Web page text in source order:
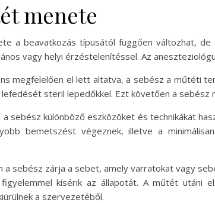
menete
a beavatkozás típusától függően változhat,
vagy helyi érzéstelenítéssel. Az
megfelelően el lett altatva, a sebész a műtéti
steril lepedőkkel. Ezt követően a
sebész különböző eszközöket és technikákat
bemetszést végeznek, illetve a
a sebész zárja a sebet, amely varratokat vagy
figyelemmel kísérik az állapotát. A műtét utáni
a szervezetéből.